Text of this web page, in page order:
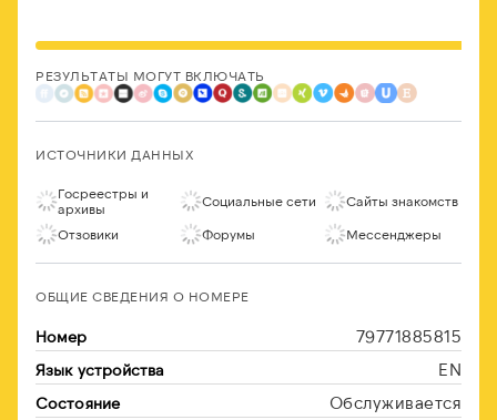
РЕЗУЛЬТАТЫ МОГУТ ВКЛЮЧАТЬ
ИСТОЧНИКИ ДАННЫХ
Госреестры и
архивы
Социальные сети Сайты знакомств
Отзовики Форумы Мессенджеры
ОБЩИЕ СВЕДЕНИЯ О НОМЕРЕ
Номер 79771885815
Язык устройства EN
Состояние Обслуживается